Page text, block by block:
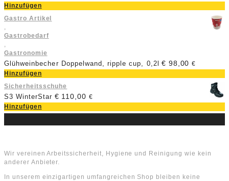
Hinzufügen
Gastro Artikel
Gastrobedarf
Gastronomie
Glühweinbecher Doppelwand, ripple cup, 0,2l € 98,00 €
Hinzufügen
Sicherheitsschuhe
S3 WinterStar € 110,00 €
Hinzufügen
Wir vereinen Arbeitssicherheit, Hygiene und Reinigung wie kein
anderer Anbieter.
In unserem einzigartigen umfangreichen Shop bleiben keine